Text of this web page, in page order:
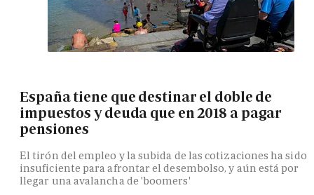
España tiene que destinar el doble de
impuestos y deuda que en 2018 a pagar
pensiones
El tirón del empleo y la subida de las cotizaciones ha sido
insuficiente para afrontar el desembolso, y aún está por
llegar una avalancha de 'boomers'